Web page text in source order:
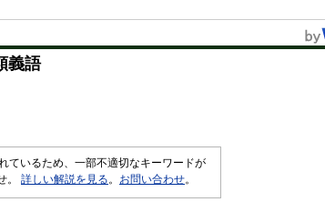
義語
ているため、一部不適切なキーワードが
。 詳しい解説を見る 。 お問い合わせ。